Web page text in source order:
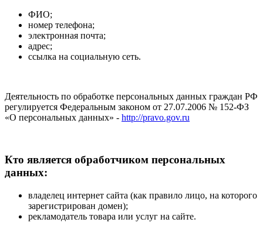
ФИО;
номер телефона;
электронная почта;
адрес;
ссылка на социальную сеть.
Деятельность по обработке персональных данных граждан РФ
регулируется Федеральным законом от 27.07.2006 № 152-ФЗ
«О персональных данных» - http://pravo.gov.ru
Кто является обработчиком персональных
данных:
владелец интернет сайта (как правило лицо, на которого
зарегистрирован домен);
рекламодатель товара или услуг на сайте.